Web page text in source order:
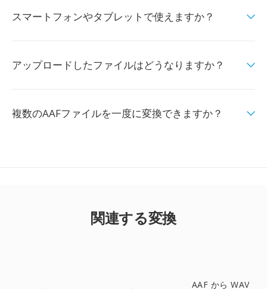
スマートフォンやタブレットで使えますか？
アップロードしたファイルはどうなりますか？
複数のAAFファイルを一度に変換できますか？
関連する変換
AAF から WAV